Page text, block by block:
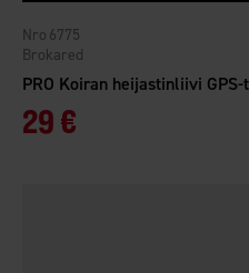
Brokared
6775
29 €